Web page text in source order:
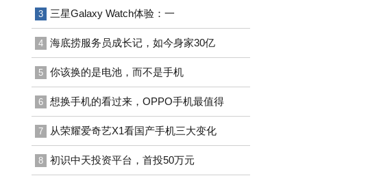
3 三星Galaxy Watch体验：一
4 海底捞服务员成长记，如今身家30亿
5 你该换的是电池，而不是手机
6 想换手机的看过来，OPPO手机最值得
7 从荣耀爱奇艺X1看国产手机三大变化
8 初识中天投资平台，首投50万元